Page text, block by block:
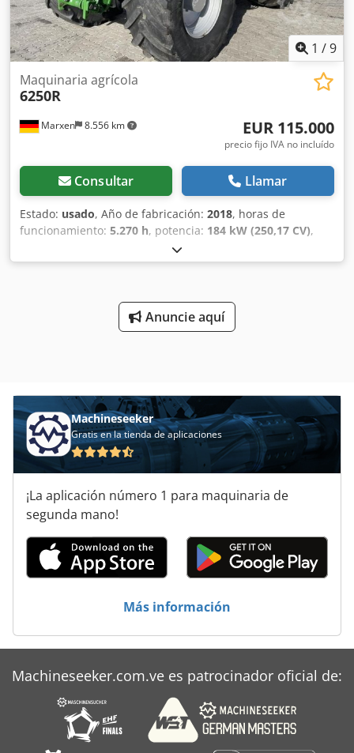
1 /9
Marxen 8.556 km
Maquinaria agrícola
6250R
EUR 115.000
precio fijo IVA no incluído
Consultar Llamar
Estado: usado, Año de fabricación: 2018, horas de
funcionamiento: 5.270 h, potencia: 184 kW (250,17 CV),
tamaño del neumático delantero:
neumático trasero:710/70R42, Velocidad: 50, Primera
asistida, techo solar, monitor de rendimiento, / Luz
rotativa, inversor de marcha, / Control externo del
Anuncie aquí
Machineseeker
Gratis en la tienda de aplicaciones
¡La aplicación número 1 para maquinaria de
segunda mano!
Más información
Machineseeker.com.ve es patrocinador oficial de: